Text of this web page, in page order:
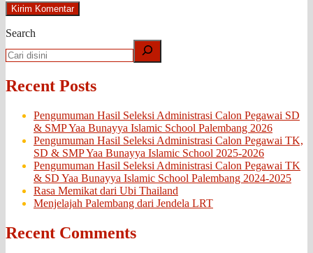
Search
Recent Posts
Pengumuman Hasil Seleksi Administrasi Calon Pegawai SD
& SMP Yaa Bunayya Islamic School Palembang 2026
Pengumuman Hasil Seleksi Administrasi Calon Pegawai TK,
SD & SMP Yaa Bunayya Islamic School 2025-2026
Pengumuman Hasil Seleksi Administrasi Calon Pegawai TK
& SD Yaa Bunayya Islamic School Palembang 2024-2025
Rasa Memikat dari Ubi Thailand
Menjelajah Palembang dari Jendela LRT
Recent Comments